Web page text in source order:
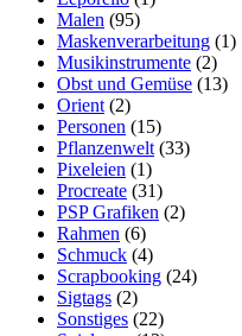
Malen (95)
Maskenverarbeitung (1)
Musikinstrumente (2)
Obst und Gemüse (13)
Orient(2)
Personen (15)
Pflanzenwelt(33)
Pixeleien (1)
Procreate (31)
PSP Grafiken (2)
Rahmen (6)
Schmuck (4)
Scrapbooking (24)
Sigtags (2)
Sonstiges (22)